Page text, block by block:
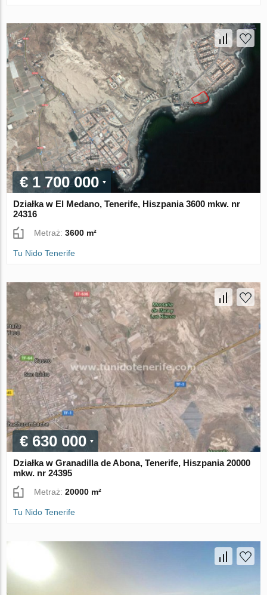
€ 1 700 000
Działka w El Medano, Tenerife, Hiszpania 3600 mkw. nr
24316
Metraż:3600 m²
Tu Nido Tenerife
€ 630 000
Działka w Granadilla de Abona, Tenerife, Hiszpania 20000
mkw. nr 24395
Metraż:20000 m²
Tu Nido Tenerife